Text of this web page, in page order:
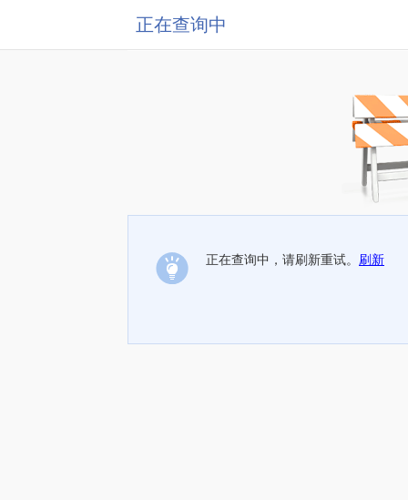
正在查询中
正在查询中，请刷新重试。 刷新